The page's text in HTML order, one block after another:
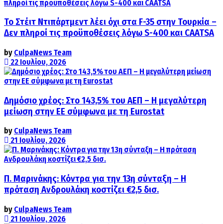
Το Στέιτ Ντιπάρτμεντ λέει όχι στα F-35 στην Τουρκία –
Δεν πληροί τις προϋποθέσεις λόγω S-400 και CAATSA
by CulpaNews Team
22 Ιουλίου, 2026
Δημόσιο χρέος: Στο 143,5% του ΑΕΠ – Η μεγαλύτερη
μείωση στην ΕΕ σύμφωνα με τη Eurostat
by CulpaNews Team
21 Ιουλίου, 2026
Π. Μαρινάκης: Κόντρα για την 13η σύνταξη – Η
πρόταση Ανδρουλάκη κοστίζει €2,5 δισ.
by CulpaNews Team
21 Ιουλίου, 2026